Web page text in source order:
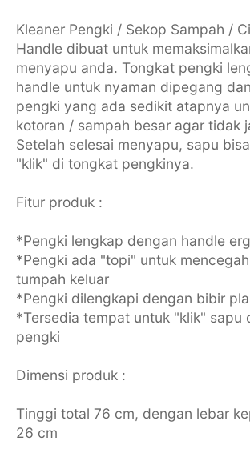
Kleaner Pengki / Sekop Sampah /
Handle dibuat untuk
menyapu anda. Tongkat pengki
handle untuk nyaman dipegang
pengki yang ada sedikit atapnya
kotoran / sampah besar agar tidak
Setelah selesai menyapu, sapu
"klik" di tongkat pengkinya.
Fitur produk :
*Pengki lengkap dengan handle
*Pengki ada "topi" untuk
tumpah keluar
*Pengki dilengkapi dengan bibir
*Tersedia tempat untuk "klik" sapu
pengki
Dimensi produk :
Tinggi total 76 cm, dengan lebar
26 cm